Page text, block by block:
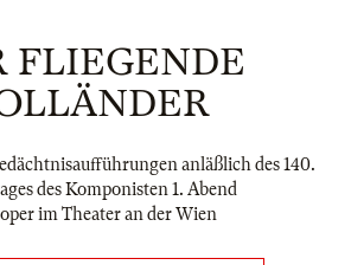
FLIEGENDE
anläßlich des 140.
des Komponisten 1. Abend
im Theater an der Wien